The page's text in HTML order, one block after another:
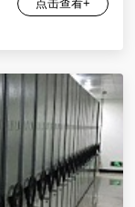
点击查看+